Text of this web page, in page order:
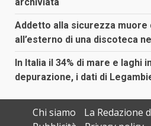
Addetto alla sicurezza muore
all’esterno di una discoteca
In Italia il 34% di mare e laghi
depurazione, i dati di
Chi siamo
La Redazione